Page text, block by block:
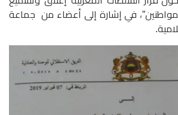
في إشارة إلى أعضاء من جماعة